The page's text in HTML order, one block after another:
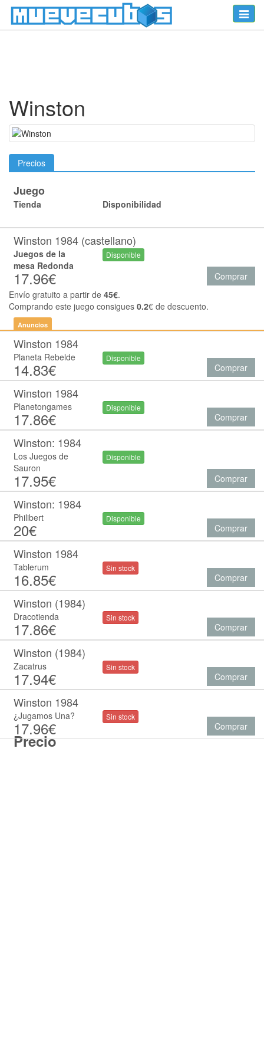
Toggle
Winston
Precios
Juego
Tienda
Precio
Disponibilidad
Winston 1984 (castellano)
Juegos de la
mesa Redonda
17.96€
Disponible
Comprar
Envío gratuito a partir de 45€.
Comprando este juego consigues 0.2€ de descuento.
Anuncios
Winston 1984
Planeta Rebelde
14.83€
Disponible
Comprar
Winston 1984
Planetongames
17.86€
Disponible
Comprar
Winston: 1984
Los Juegos de
Sauron
17.95€
Disponible
Comprar
Winston: 1984
Philibert
20€
Disponible
Comprar
Winston 1984
Tablerum
16.85€
Sin stock
Comprar
Winston (1984)
Dracotienda
17.86€
Sin stock
Comprar
Winston (1984)
Zacatrus
17.94€
Sin stock
Comprar
Winston 1984
¿Jugamos Una?
17.96€
Sin stock
Comprar